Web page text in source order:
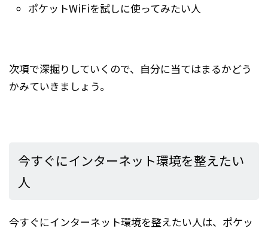
ポケットWiFiを試しに使ってみたい人
次項で深掘りしていくので、自分に当てはまるかどう
かみていきましょう。
今すぐにインターネット環境を整えたい
人
今すぐにインターネット環境を整えたい人は、ポケッ